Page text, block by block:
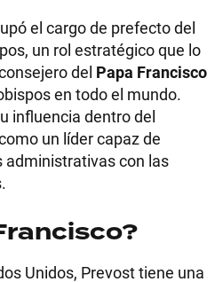
el cargo de prefecto del
un rol estratégico que lo
del Papa Francisco
en todo el mundo.
influencia dentro del
un líder capaz de
administrativas con las
Unidos, Prevost tiene una